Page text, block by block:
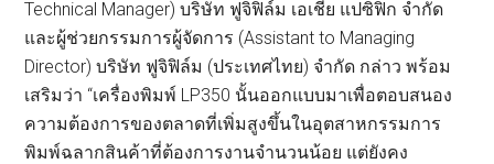
Technical Manager) บริษัท ฟูจิฟิล์ม เอเชีย แปซิฟิก จำกัด
และผู้ช่วยกรรมการผู้จัดการ (Assistant to Managing
Director) บริษัท ฟูจิฟิล์ม (ประเทศไทย) จำกัด กล่าว พร้อม
เสริมว่า “เครื่องพิมพ์ LP350 นั้นออกแบบมาเพื่อตอบสนอง
ความต้องการของตลาดที่เพิ่มสูงขึ้นในอุตสาหกรรมการ
พิมพ์ฉลากสินค้าที่ต้องการงานจำนวนน้อย แต่ยังคง